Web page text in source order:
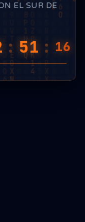
EL SUR DE
: 51 : 03